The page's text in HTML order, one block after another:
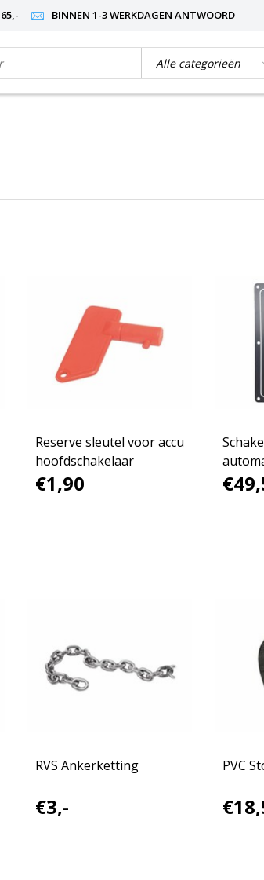
BINNEN 1-3 WERKDAGEN ANTWOORD
Reserve sleutel voor accu
hoofdschakelaar
€1,90
RVS Ankerketting
€3,-
PVC